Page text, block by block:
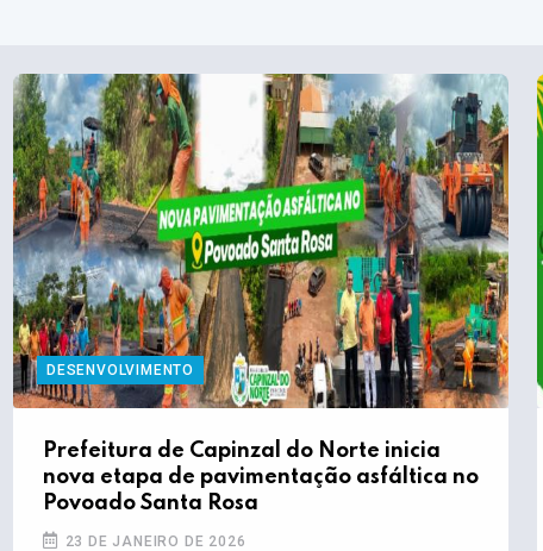
DESENVOLVIMENTO
Prefeitura de Capinzal do Norte inicia
nova etapa de pavimentação asfáltica no
Povoado Santa Rosa
23 DE JANEIRO DE 2026